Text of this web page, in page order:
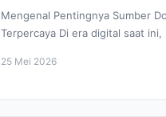
Mengenal Pentingnya Sumber
Terpercaya Di era digital saat ini,
tidak...
25 Mei 2026